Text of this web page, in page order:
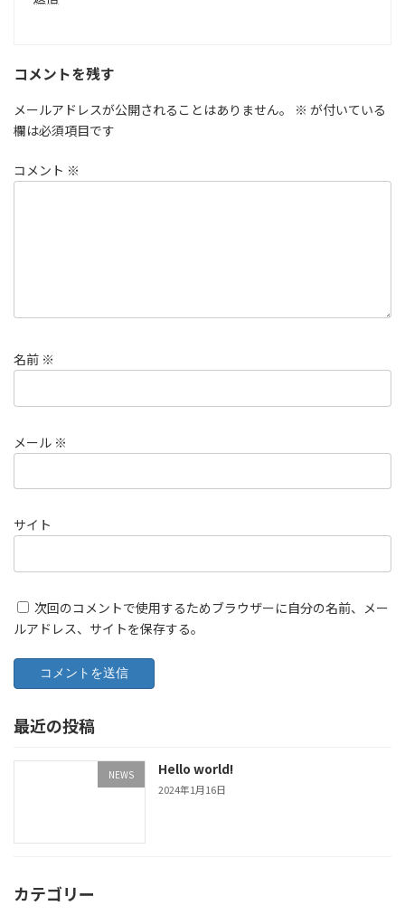
コメントを残す
メールアドレスが公開されることはありません。 ※ が付いている
欄は必須項目です
コメント ※
名前 ※
メール ※
サイト
次回のコメントで使用するためブラウザーに自分の名前、メー
ルアドレス、サイトを保存する。
最近の投稿
NEWS Hello world!
2024年1月16日
カテゴリー